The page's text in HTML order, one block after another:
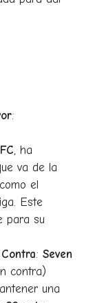
:
, ha
va de la
el
Este
para su
: Seven
contra)
una